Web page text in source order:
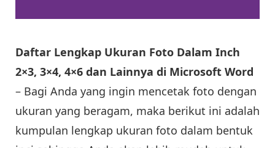
Daftar Lengkap Ukuran Foto Dalam Inch
2×3, 3×4, 4×6 dan Lainnya di Microsoft Word
– Bagi Anda yang ingin mencetak foto dengan
ukuran yang beragam, maka berikut ini adalah
kumpulan lengkap ukuran foto dalam bentuk